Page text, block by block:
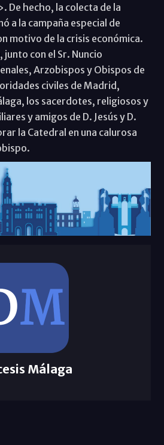
De hecho, la colecta de la
a la campaña especial de
motivo de la crisis económica.
junto con el Sr. Nuncio
Arzobispos y Obispos de
civiles de Madrid,
los sacerdotes, religiosos y
y amigos de D. Jesús y D.
la Catedral en una calurosa
Málaga